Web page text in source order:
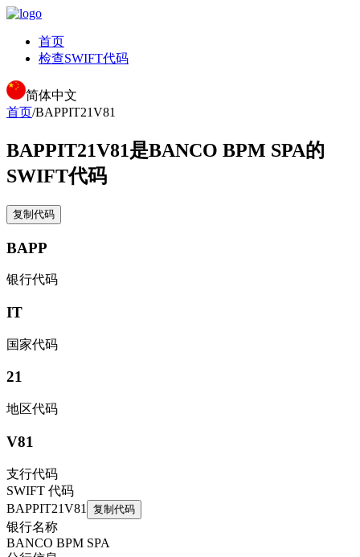
首页
检查SWIFT代码
简体中文
首页/BAPPIT21V81
BAPPIT21V81是BANCO BPM SPA的
SWIFT代码
复制代码
BAPP
银行代码
IT
国家代码
21
地区代码
V81
支行代码
SWIFT 代码
BAPPIT21V81
复制代码
银行名称
BANCO BPM SPA